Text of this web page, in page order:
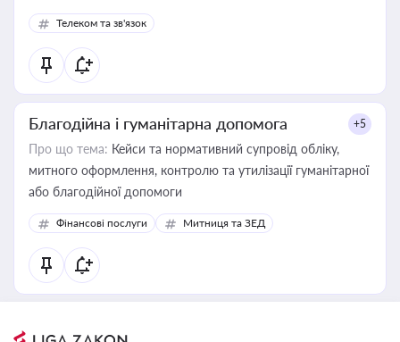
споживачів.
Телеком та зв'язок
Благодійна і гуманітарна допомога +5
Про що тема: Кейси та нормативний супровід обліку,
митного оформлення, контролю та утилізації гуманітарної
або благодійної допомоги
Фінансові послуги Митниця та ЗЕД